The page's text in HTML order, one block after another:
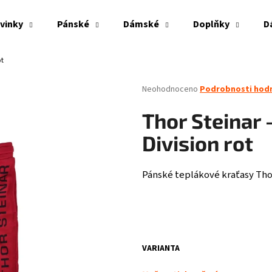
Pánské Dámské Doplňky
Průměrné
produktu
0,0
hvězdiček.
Neohodnoceno Podrobnosti
Thor Steinar
Division rot
Pánské teplákové kraťasy
VARIANTA
HLEDAT
WEST COAST - VESTA ECLIPSE OLIV